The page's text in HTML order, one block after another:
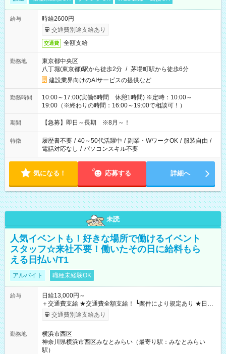
給与
時給2600円
交通費別途支給あり
交通費 全額支給
勤務地
東京都中央区
八丁堀(東京都)駅から徒歩2分 / 茅場町駅から徒歩6分
建設業界向けのAIサービスの提供など
勤務時間
10:00～17:00(実働6時間 休憩1時間) ※定時：10:00～
19:00（※終わりの時間：16:00～19:00で相談可！）
期間 【急募】即日～長期 ※8月～！
特徴 履歴書不要 / 40～50代活躍中 / 副業・WワークOK / 服装自由 /
電話対応なし / パソコンスキル不要
気になる！ 応募する 詳細へ
未読
人気イベントも！好きな場所で働けるイベント
スタッフ☆来社不要！働いたその日に給料もら
える日払い/T1
アルバイト 職種未経験OK
給与
日給13,000円～
＋交通費支給 ★交通費全額支給！ ┗案件により規定あり ★日払
いOK！（規定あり） ┗働いたその日に現金GET♪ お仕事後はコ
ンビニATMから 日払い分を引き落とせます！ 【試用期間】試
交通費別途支給あり
勤務地
横浜市西区
神奈川県横浜市西区みなとみらい（最寄り駅：みなとみらい
駅）